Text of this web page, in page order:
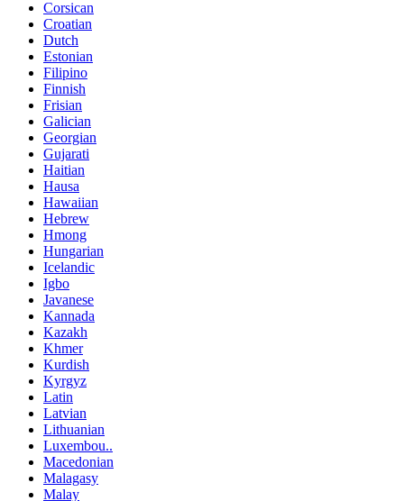
Corsican
Croatian
Dutch
Estonian
Filipino
Finnish
Frisian
Galician
Georgian
Gujarati
Haitian
Hausa
Hawaiian
Hebrew
Hmong
Hungarian
Icelandic
Igbo
Javanese
Kannada
Kazakh
Khmer
Kurdish
Kyrgyz
Latin
Latvian
Lithuanian
Luxembou..
Macedonian
Malagasy
Malay